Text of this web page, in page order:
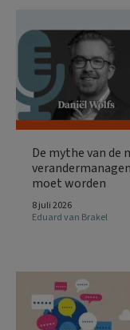
De mythe van de
moet worden
8 juli 2026
Eduard van Brakel